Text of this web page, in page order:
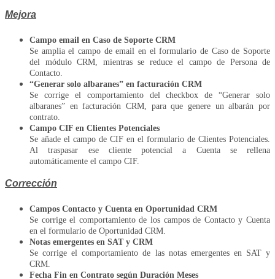
Mejora
Campo email en Caso de Soporte CRM
Se amplia el campo de email en el formulario de Caso de Soporte
del módulo CRM, mientras se reduce el campo de Persona de
Contacto.
“Generar solo albaranes” en facturación CRM
Se corrige el comportamiento del checkbox de “Generar solo
albaranes” en facturación CRM, para que genere un albarán por
contrato.
Campo CIF en Clientes Potenciales
Se añade el campo de CIF en el formulario de Clientes Potenciales.
Al traspasar ese cliente potencial a Cuenta se rellena
automáticamente el campo CIF.
Corrección
Campos Contacto y Cuenta en Oportunidad CRM
Se corrige el comportamiento de los campos de Contacto y Cuenta
en el formulario de Oportunidad CRM.
Notas emergentes en SAT y CRM
Se corrige el comportamiento de las notas emergentes en SAT y
CRM.
Fecha Fin en Contrato según Duración Meses